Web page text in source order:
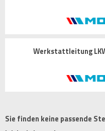
Werkstattleitung
Sie finden keine passende